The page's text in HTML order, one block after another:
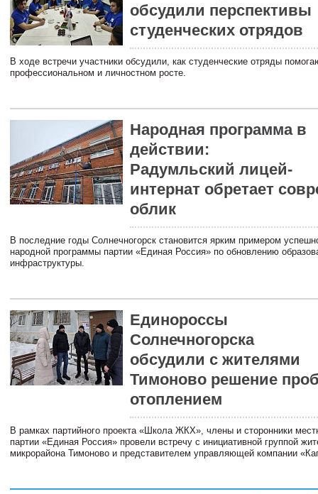
обсудили перспективы
студенческих отрядов
В ходе встречи участники обсудили, как студенческие отряды
профессиональном и личностном росте.
Народная программа в
действии:
Радумльский лицей-
интернат обретает
облик
В последние годы Солнечногорск становится ярким примером
народной программы партии «Единая Россия» по обновлению
инфраструктуры.
Единороссы
Солнечногорска
обсудили с жителями
Тимоново решение
отоплением
В рамках партийного проекта «Школа ЖКХ», члены и сторонники
партии «Единая Россия» провели встречу с инициативной группой
микрорайона Тимоново и представителем управляющей компании